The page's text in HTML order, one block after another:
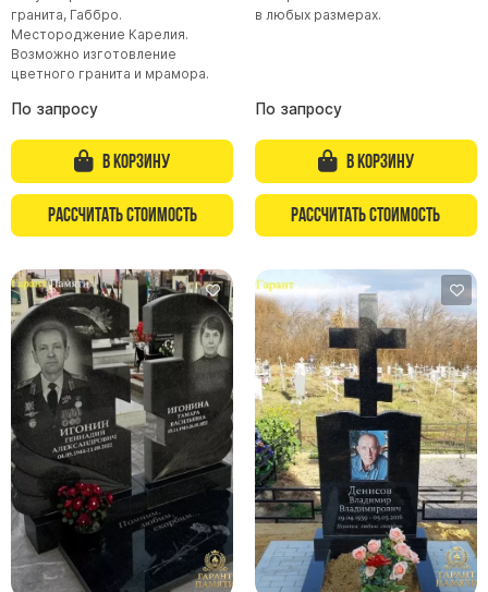
Памятники Мусульманские
Памятники Армянские
Европейские памятники
Семейные памятники ( памятники на двоих )
Памятники в форме креста
Зеркальные памятники
Креативные памятники
Кресты из белого мрамора
Фигурные памятники
Памятники в виде гитары
Памятники комбинированные
Памятники из цветного гранита
Памятники красные
Памятники красно-черные
Памятники коричневые
гранита, Габбро.
Местороджение Карелия.
Возможно изготовление
цветного гранита и мрамора.
По запросу
В корзину
Рассчитать стоимость
в любых размерах.
По запросу
В корзину
Рассчитать стоимость